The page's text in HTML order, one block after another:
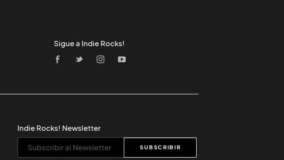
Sigue a Indie Rocks!
Indie Rocks! Newsletter